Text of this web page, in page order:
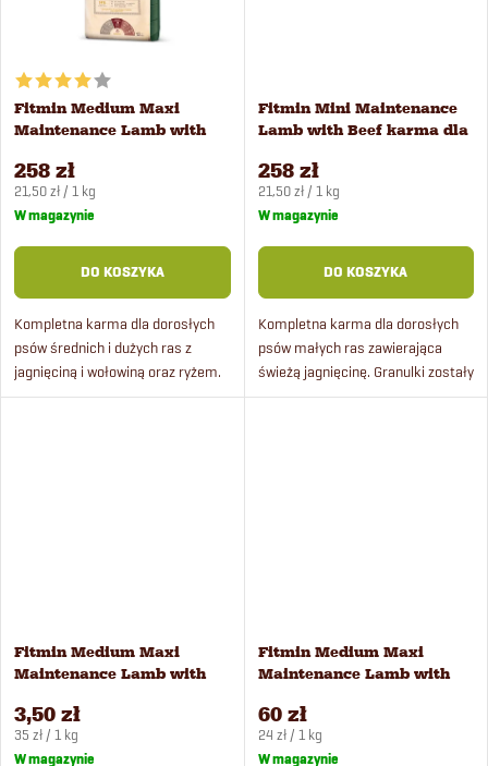
k
t
ó
w
Fitmin Medium Maxi
Maintenance Lamb with
258 zł
Cena
jednostkowa:
21,50 zł / 1 kg
W magazynie
DO KOSZYKA
Kompletna karma dla dorosłych
psów średnich i dużych ras z
jagnięciną i wołowiną oraz ryżem.
Idealna dla wrażliwych psów.
Fitmin Mini Maintenance
Lamb with Beef karma dla
258 zł
Cena
jednostkowa:
21,50 zł / 1 kg
W magazynie
DO KOSZYKA
Kompletna karma dla dorosłych
psów małych ras zawierająca
świeżą jagnięcinę. Granulki zostały
opracowane specjalnie dla małych
Fitmin Medium Maxi
Maintenance Lamb with
3,50 zł
Cena
jednostkowa:
35 zł / 1 kg
W magazynie
Fitmin Medium Maxi
Maintenance Lamb with
kg
60 zł
Cena
jednostkowa:
24 zł / 1 kg
W magazynie